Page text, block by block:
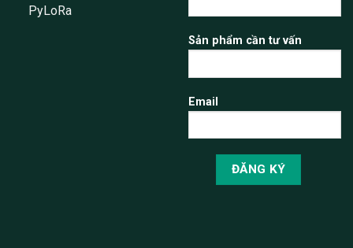
PyLoRa
Sản phẩm cần tư vấn
Email